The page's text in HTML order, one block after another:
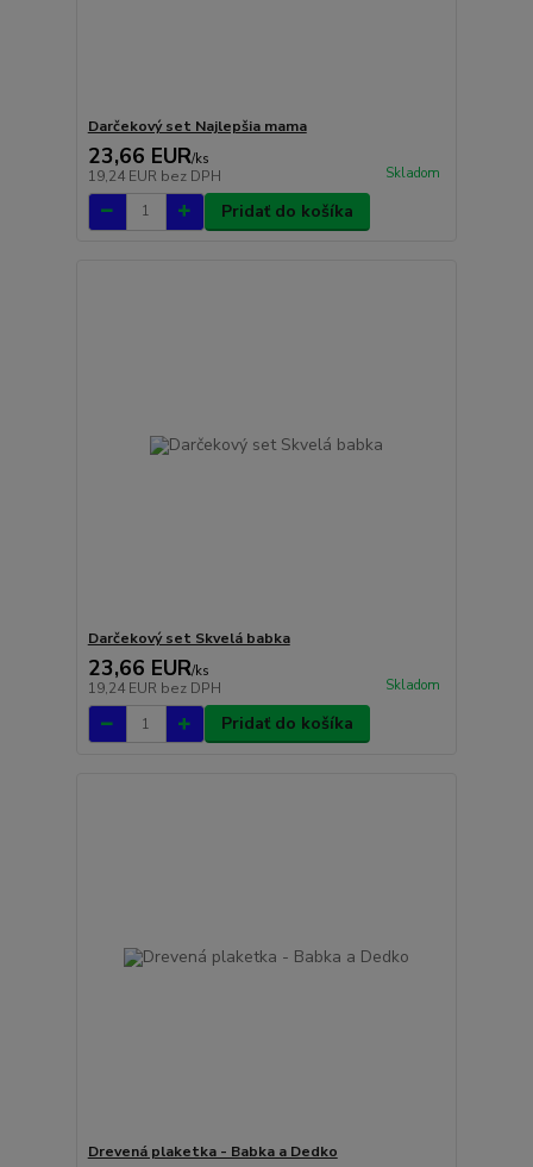
Darčekový set Najlepšia mama
23,66 EUR/ks
19,24 EUR bez DPH Skladom
Pridať do košíka
Darčekový set Skvelá babka
23,66 EUR/ks
19,24 EUR bez DPH Skladom
Pridať do košíka
Drevená plaketka - Babka a Dedko